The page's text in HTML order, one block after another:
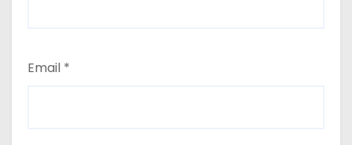
Email *